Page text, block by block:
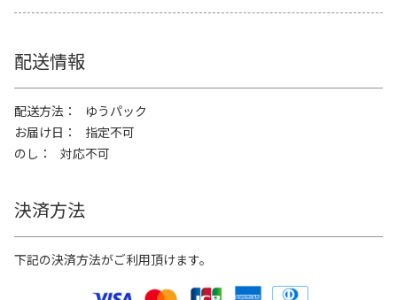
配送情報
配送方法
ゆうパック
お届け日
指定不可
のし
対応不可
決済方法
下記の決済方法がご利用頂けます。